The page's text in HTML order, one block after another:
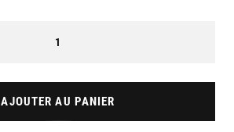
AJOUTER AU PANIER